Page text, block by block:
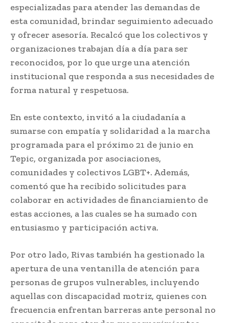
especializadas para atender las demandas de
esta comunidad, brindar seguimiento adecuado
y ofrecer asesoría. Recalcó que los colectivos y
organizaciones trabajan día a día para ser
reconocidos, por lo que urge una atención
institucional que responda a sus necesidades de
forma natural y respetuosa.
En este contexto, invitó a la ciudadanía a
sumarse con empatía y solidaridad a la marcha
programada para el próximo 21 de junio en
Tepic, organizada por asociaciones,
comunidades y colectivos LGBT+. Además,
comentó que ha recibido solicitudes para
colaborar en actividades de financiamiento de
estas acciones, a las cuales se ha sumado con
entusiasmo y participación activa.
Por otro lado, Rivas también ha gestionado la
apertura de una ventanilla de atención para
personas de grupos vulnerables, incluyendo
aquellas con discapacidad motriz, quienes con
frecuencia enfrentan barreras ante personal no